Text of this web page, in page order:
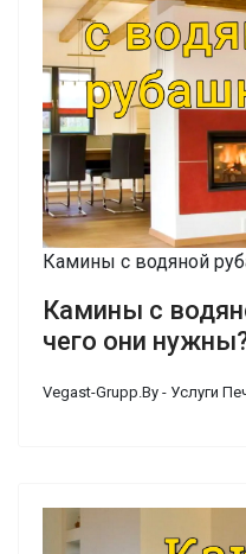
Камины с водяной
Камины с
чего они
Vegast-Grupp.By - Услуги